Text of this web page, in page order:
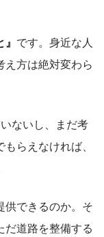
です。身近な人
え方は絶対変わら
ないし、まだ考
らえなければ、
供できるのか。そ
道路を整備する